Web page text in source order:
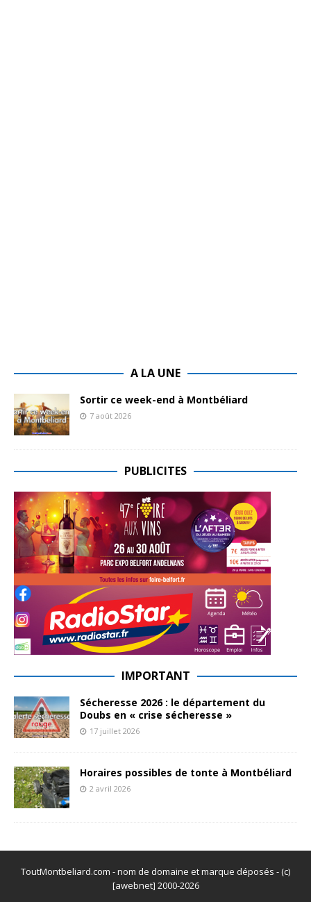
A LA UNE
Sortir ce week-end à Montbéliard
7 août 2026
PUBLICITES
IMPORTANT
Sécheresse 2026 : le département du
Doubs en « crise sécheresse »
17 juillet 2026
Horaires possibles de tonte à Montbéliard
2 avril 2026
ToutMontbeliard.com - nom de domaine et marque déposés - (c)
[awebnet] 2000-2026